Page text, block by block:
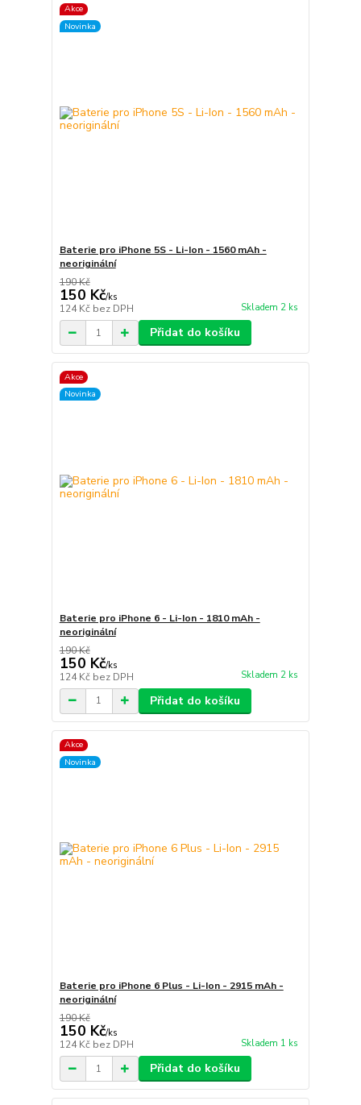
Akce
Novinka
Baterie pro iPhone 5S - Li-Ion - 1560 mAh -
neoriginální
190 Kč
150 Kč/ks
124 Kč bez DPH Skladem 2 ks
Přidat do košíku
Akce
Novinka
Baterie pro iPhone 6 - Li-Ion - 1810 mAh -
neoriginální
190 Kč
150 Kč/ks
124 Kč bez DPH Skladem 2 ks
Přidat do košíku
Akce
Novinka
Baterie pro iPhone 6 Plus - Li-Ion - 2915 mAh -
neoriginální
190 Kč
150 Kč/ks
124 Kč bez DPH Skladem 1 ks
Přidat do košíku